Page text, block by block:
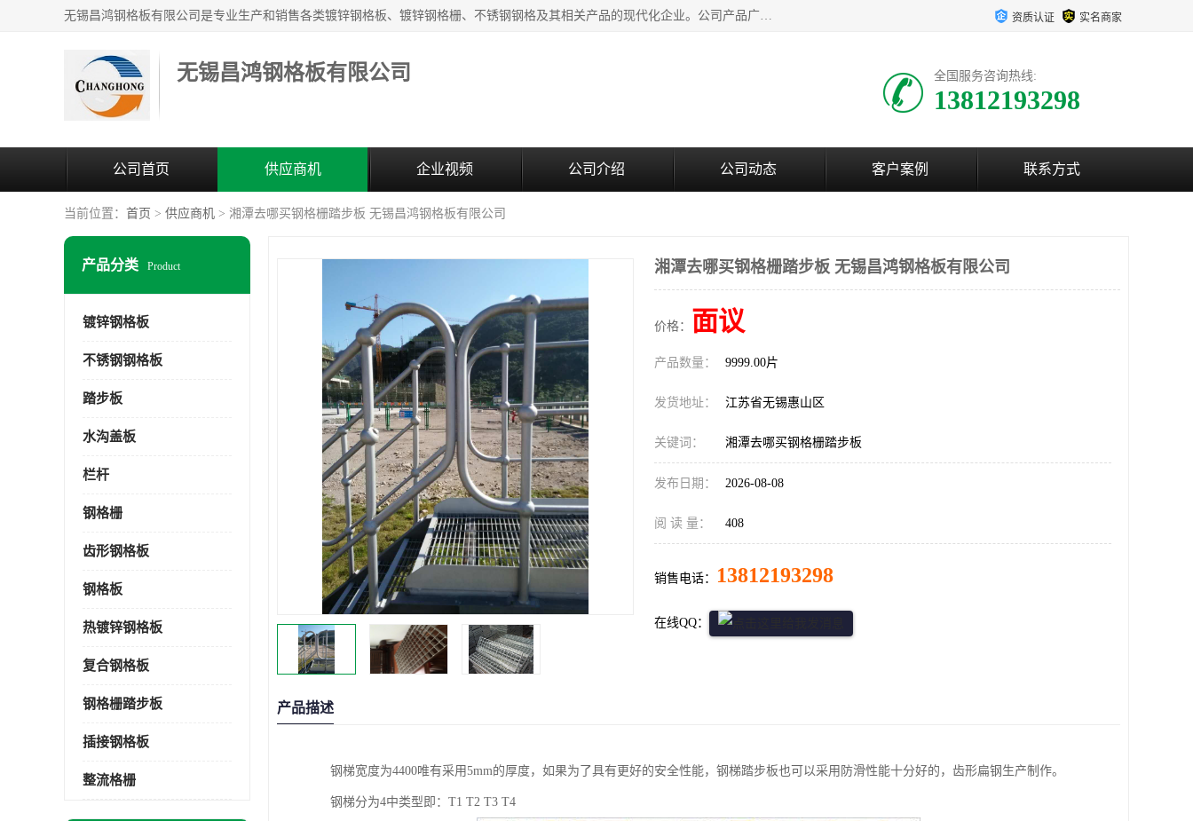
无锡昌鸿钢格板有限公司是专业生产和销售各类镀锌钢格板、镀锌钢格栅、不锈钢钢格及其相关产品的现代化企业。公司产品广泛运用于石油、化工、港口、电力、运输、造纸、医药、钢铁、食品、市政、房地产、制造业等各个领域。 资质认证 实名商家
无锡昌鸿钢格板有限公司 全国服务咨询热线:
13812193298
公司首页 供应商机 企业视频 公司介绍 公司动态 客户案例 联系方式
当前位置： 首页 > 供应商机 > 湘潭去哪买钢格栅踏步板 无锡昌鸿钢格板有限公司
产品分类 Product
镀锌钢格板
不锈钢钢格板
踏步板
水沟盖板
栏杆
钢格栅
齿形钢格板
钢格板
热镀锌钢格板
复合钢格板
钢格栅踏步板
插接钢格板
整流格栅
湘潭去哪买钢格栅踏步板 无锡昌鸿钢格板有限公司
价格： 面议
产品数量： 9999.00片
发货地址： 江苏省无锡惠山区
关键词： 湘潭去哪买钢格栅踏步板
发布日期： 2026-08-08
阅 读 量： 408
销售电话： 13812193298
在线QQ：
产品描述
钢梯宽度为4400唯有采用5mm的厚度，如果为了具有更好的安全性能，钢梯踏步板也可以采用防滑性能十分好的，齿形扁钢生产制作。
钢梯分为4中类型即：T1 T2 T3 T4